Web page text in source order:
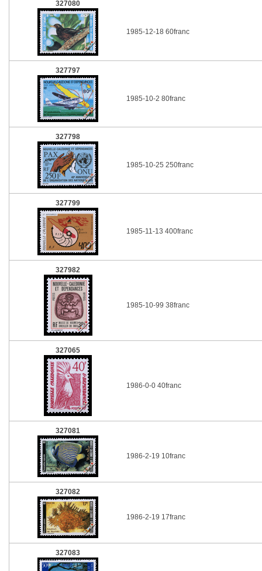
327080
1985-12-18 60franc
327797
1985-10-2 80franc
327798
1985-10-25 250franc
327799
1985-11-13 400franc
327982
1985-10-99 38franc
327065
1986-0-0 40franc
327081
1986-2-19 10franc
327082
1986-2-19 17franc
327083